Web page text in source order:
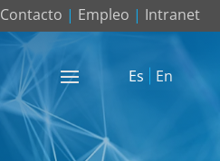
Contacto | Empleo | Intranet
Es En